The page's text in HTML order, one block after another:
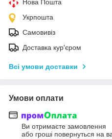
Нова Пошта
Укрпошта
Самовивіз
Доставка кур'єром
Всі умови доставки
Умови оплати
Ви отримаєте замовлення
або гроші повернуться на